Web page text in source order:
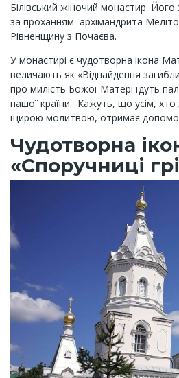
Білівський жіночий монастир.
за проханням архімандрита
Рівненщину з Почаєва.
У монастирі є чудотворна ікона
величають як «Віднайдення
про милість Божої Матері їдуть
нашої країни. Кажуть, що усім, хто
щирою молитвою, отримає
Чудотворна
«Споручниці